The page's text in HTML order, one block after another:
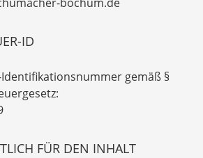
ID
gemäß §
FÜR DEN INHALT